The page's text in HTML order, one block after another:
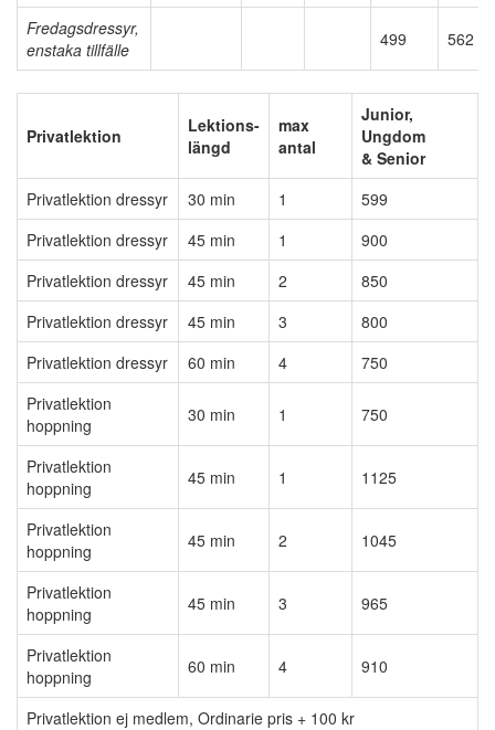
Fredagsdressyr,
enstaka tillfälle
499 562
Privatlektion
Lektions-
längd
max
antal
Junior,
Ungdom
& Senior
Privatlektion dressyr
30 min 1
599
Privatlektion dressyr
45 min 1
900
Privatlektion dressyr
45 min 2
850
Privatlektion dressyr
45 min 3
800
Privatlektion dressyr
60 min 4
750
Privatlektion
hoppning
30 min 1 750
Privatlektion
hoppning
45 min 1 1125
Privatlektion
hoppning
45 min 2 1045
Privatlektion
hoppning
45 min 3 965
Privatlektion
hoppning
60 min 4 910
Privatlektion ej medlem, Ordinarie pris + 100 kr